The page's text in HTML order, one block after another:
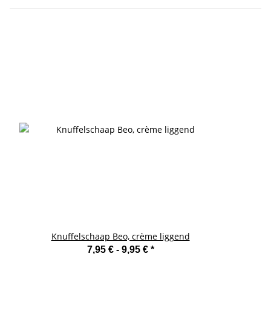
Knuffelschaap Beo, crème liggend
7,95 € - 9,95 € *